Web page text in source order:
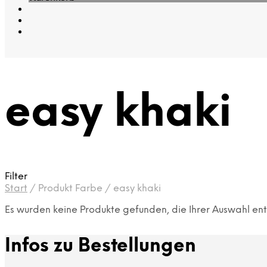
easy khaki
Filter
Start / Produkt Farbe / easy khaki
Es wurden keine Produkte gefunden, die Ihrer Auswahl
Infos zu Bestellungen